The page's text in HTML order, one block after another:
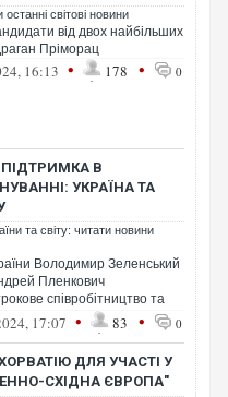
світові новини
від двох найбільших
Пріморац
16:13 • 178 • 0
В
УКРАЇНА ТА
та світу: читати новини
Володимир Зеленський
Пленкович
співробітництво та
17:07 • 83 • 0
ДЛЯ УЧАСТІ У
СХІДНА ЄВРОПА"